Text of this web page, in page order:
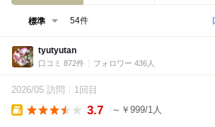
54件
tyutyutan
口コミ 872件 フォロワー 436人
2026/05 訪問 1回目
3.7 ～￥999/1人